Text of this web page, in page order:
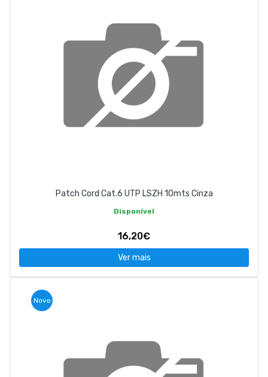
Patch Cord Cat.6 UTP LSZH 10mts Cinza
Disponível
16,20€
Ver mais
Novo